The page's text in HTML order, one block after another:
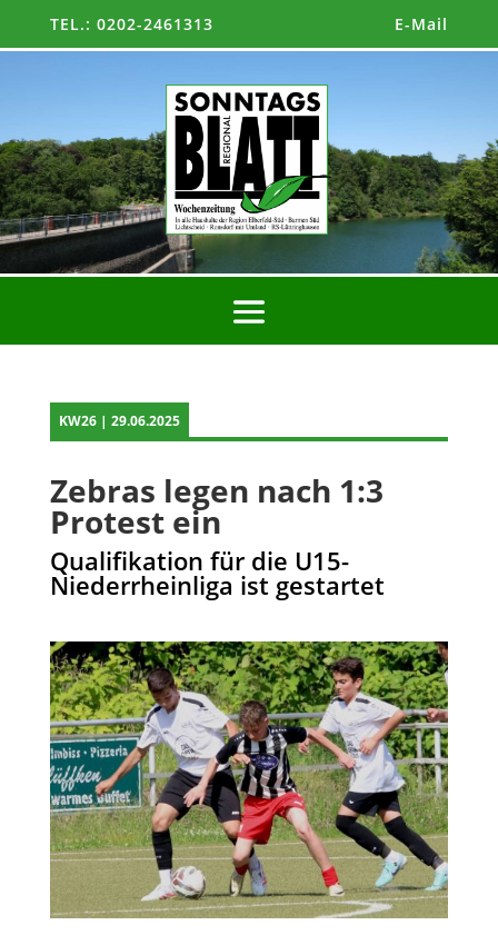
TEL.: 0202-2461313 E-Mail
KW26 | 29.06.2025
Zebras legen nach 1:3
Protest ein
Qualifikation für die U15-
Niederrheinliga ist gestartet